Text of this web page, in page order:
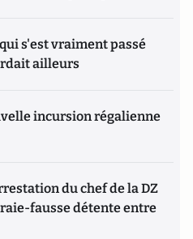
s'est vraiment passé
ailleurs
incursion régalienne
du chef de la DZ
fausse détente entre